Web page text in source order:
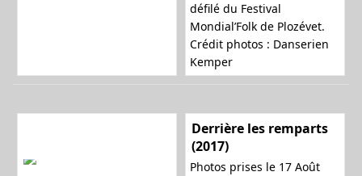
défilé du Festival
Mondial’Folk de Plozévet.
Crédit photos : Danserien
Kemper
Derrière les remparts
(2017)
Photos prises le 17 Août